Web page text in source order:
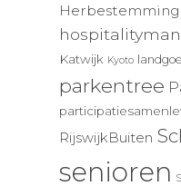
Herbestemming
Katwijk Kyoto
parkentree
RijswijkBuiten
senioren